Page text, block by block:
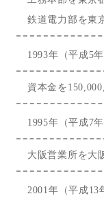
鉄道電力部を東
1993年（平成5年
資本金を
1995年（平成7年
大阪営業所を大
2001年（平成13